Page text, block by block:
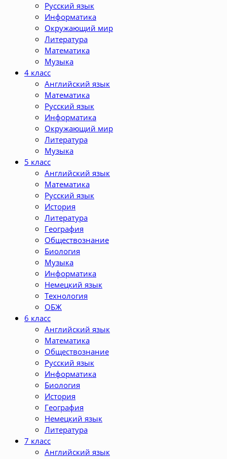
Русский язык
Информатика
Окружающий мир
Литература
Математика
Музыка
4 класс
Английский язык
Математика
Русский язык
Информатика
Окружающий мир
Литература
Музыка
5 класс
Английский язык
Математика
Русский язык
История
Литература
География
Обществознание
Биология
Музыка
Информатика
Немецкий язык
Технология
ОБЖ
6 класс
Английский язык
Математика
Обществознание
Русский язык
Информатика
Биология
История
География
Немецкий язык
Литература
7 класс
Английский язык